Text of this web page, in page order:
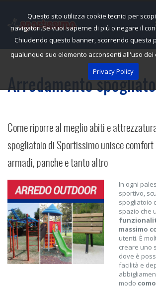
Questo sito utilizza cookie tecnici per
navigatori.Se vuoi saperne di più o negare il
Chiudendo questo banner, scorrendo questa
qualunque suo elemento acconsenti all'uso dei
Privacy Policy
Arredamento
Come riporre al meglio abiti e
spogliatoio di Sportissimo unisce
armadi, panche e tanto altro
In ogni
sportivo,
spogliatoio
spazio che
massimo
utenti. È
creare uno
dove è
facilità e
modo